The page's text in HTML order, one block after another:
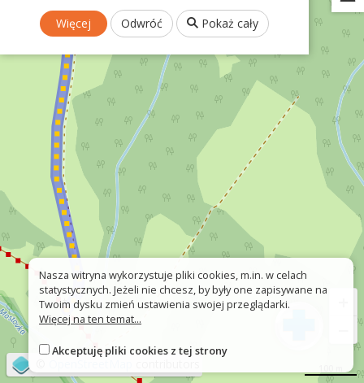
Więcej Odwróć Pokaż cały
Nasza witryna wykorzystuje pliki cookies, m.in. w celach
statystycznych. Jeżeli nie chcesz, by były one zapisywane na
Twoim dysku zmień ustawienia swojej przeglądarki.
Więcej na ten temat...
Akceptuję pliki cookies z tej strony